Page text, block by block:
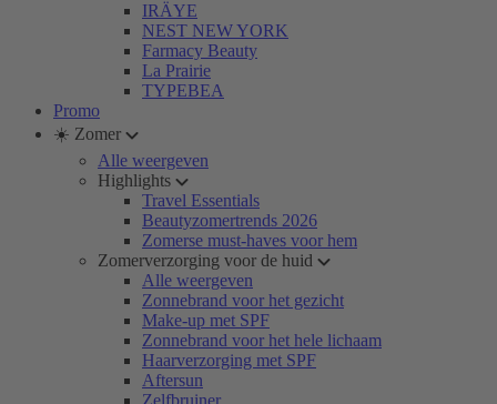
IRÄYE
NEST NEW YORK
Farmacy Beauty
La Prairie
TYPEBEA
Promo
☀️ Zomer
Alle weergeven
Highlights
Travel Essentials
Beautyzomertrends 2026
Zomerse must-haves voor hem
Zomerverzorging voor de huid
Alle weergeven
Zonnebrand voor het gezicht
Make-up met SPF
Zonnebrand voor het hele lichaam
Haarverzorging met SPF
Aftersun
Zelfbruiner